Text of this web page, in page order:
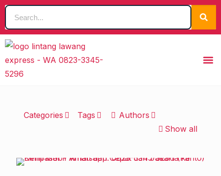
Categories Tags
Authors
Show all